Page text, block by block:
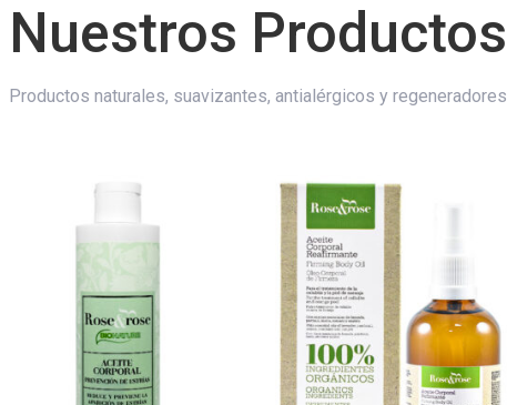
Nuestros Productos
Productos naturales, suavizantes, antialérgicos y regeneradores